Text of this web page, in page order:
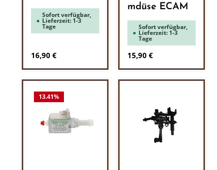
Sofort verfügbar,
Lieferzeit: 1-3
Tage
Regulärer Preis:
16,90 €
mdüse ECAM
Sofort verfügbar,
Lieferzeit: 1-3
Tage
Regulärer Preis:
15,90 €
13.41%